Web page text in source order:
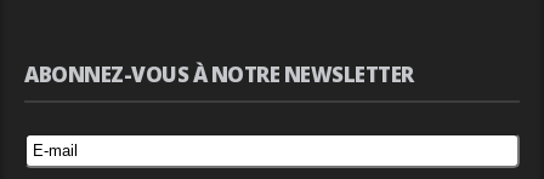
ABONNEZ-VOUS À NOTRE NEWSLETTER